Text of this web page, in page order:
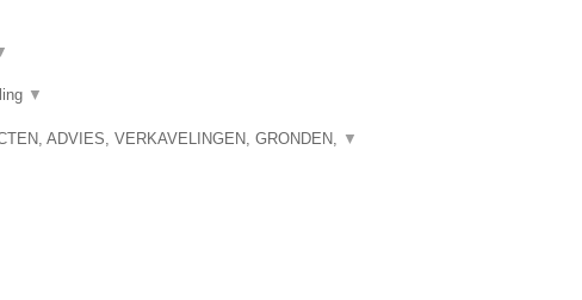
▼
ADVIES, VERKAVELINGEN, GRONDEN, ▼